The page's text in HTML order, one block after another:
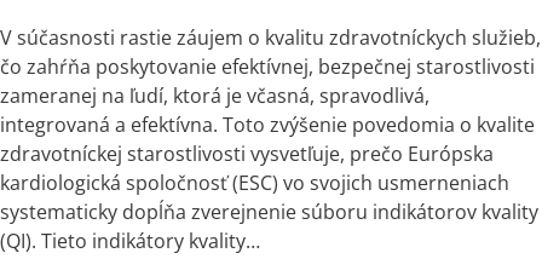
V súčasnosti rastie záujem o kvalitu zdravotníckych služieb,
čo zahŕňa poskytovanie efektívnej, bezpečnej starostlivosti
zameranej na ľudí, ktorá je včasná, spravodlivá,
integrovaná a efektívna. Toto zvýšenie povedomia o kvalite
zdravotníckej starostlivosti vysvetľuje, prečo Európska
kardiologická spoločnosť (ESC) vo svojich usmerneniach
systematicky dopĺňa zverejnenie súboru indikátorov kvality
(QI). Tieto indikátory kvality…